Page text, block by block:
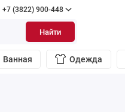
+7 (3822) 900-448
Найти
Ванная Одежда